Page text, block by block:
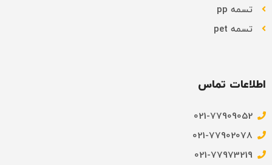
تسمه pp
تسمه pet
اطلاعات تماس
021-77909052
021-77902078
021-77973219